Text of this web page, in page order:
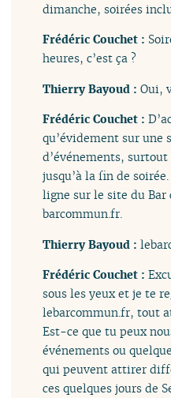
dimanche, soirées
Frédéric Couchet :
heures, c’est ça ?
Thierry Bayoud :Oui,
Frédéric Couchet :
qu’évidement sur une
d’événements, surtout
jusqu’à la fin de
ligne sur le site du Bar
barcommun.fr.
Thierry Bayoud :
Frédéric Couchet :
sous les yeux et je te
lebarcommun.fr, tout
Est-ce que tu peux
événements ou
qui peuvent attirer
ces quelques jours de